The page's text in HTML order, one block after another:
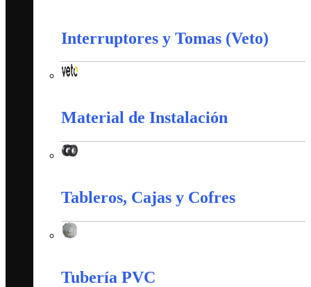
Interruptores y Tomas (Veto)
Material de Instalación
Tableros, Cajas y Cofres
Tubería PVC